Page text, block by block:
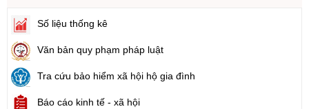
Số liệu thống kê
Văn bản quy phạm pháp luật
Tra cứu bảo hiểm xã hội hộ gia đình
Báo cáo kinh tế - xã hội